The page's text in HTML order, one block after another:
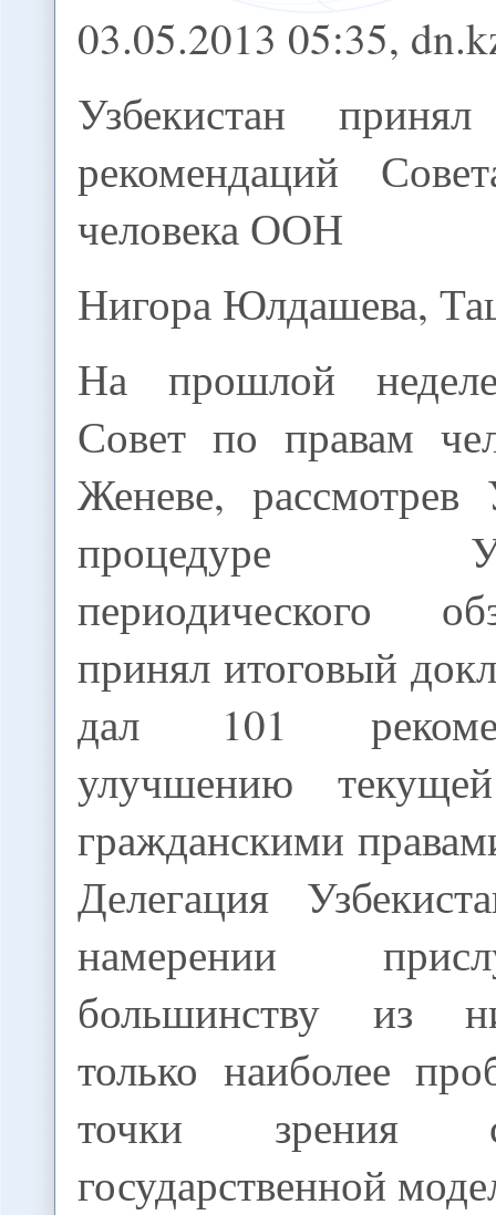
03.05.2013 05:35,
Узбекистан
рекомендаций
человека ООН
Нигора Юлдашева,
На прошлой
Совет по правам
Женеве, рассмотрев
процедуре
периодического
принял итоговый
дал 101
улучшению
гражданскими
Делегация
намерении
большинству из
только наиболее
точки зрения
государственной